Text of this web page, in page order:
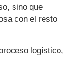
sino que
con el resto
logístico,